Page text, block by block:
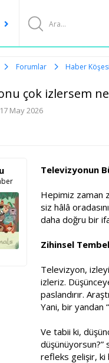
Forumlar Haber Köşesi
çok izlersem
B
g
ı
17 May 2026
Televizyonun
Hepimiz zaman
siz hâlâ
daha doğru bir
Zihinsel
Televizyon,
izleriz.
paslandırır.
Yani, bir yandan
Ve tabii ki,
refleks gelişir, ki